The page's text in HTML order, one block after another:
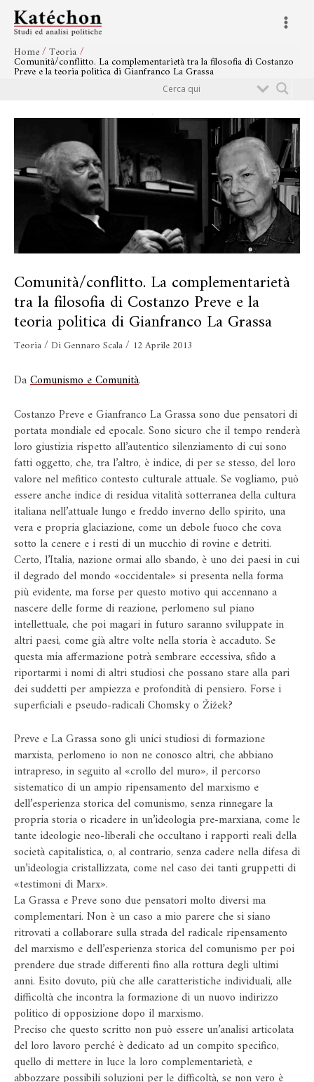
contenuto
Main
Home Teoria
Comunità/conflitto. La complementarietà tra la filosofia di Costanzo
Preve e la teoria politica di Gianfranco La Grassa
Comunità/conflitto. La complementarietà
tra la filosofia di Costanzo Preve e la
teoria politica di Gianfranco La Grassa
Teoria/ DiGennaro Scala/ 12 Aprile 2013
DaComunismo e Comunità.
Costanzo Preve e Gianfranco La Grassa sono due pensatori di
portata mondiale ed epocale. Sono sicuro che il tempo renderà
loro giustizia rispetto all’autentico silenziamento di cui sono
fatti oggetto, che, tra l’altro, è indice, di per se stesso, del loro
valore nel mefitico contesto culturale attuale. Se vogliamo, può
essere anche indice di residua vitalità sotterranea della cultura
italiana nell’attuale lungo e freddo inverno dello spirito, una
vera e propria glaciazione, come un debole fuoco che cova
sotto la cenere e i resti di un mucchio di rovine e detriti.
Certo, l’Italia, nazione ormai allo sbando, è uno dei paesi in cui
il degrado del mondo «occidentale» si presenta nella forma
più evidente, ma forse per questo motivo qui accennano a
nascere delle forme di reazione, perlomeno sul piano
intellettuale, che poi magari in futuro saranno sviluppate in
altri paesi, come già altre volte nella storia è accaduto. Se
questa mia affermazione potrà sembrare eccessiva, sfido a
riportarmi i nomi di altri studiosi che possano stare alla pari
dei suddetti per ampiezza e profondità di pensiero. Forse i
superficiali e pseudo-radicali Chomsky o Žižek?
Preve e La Grassa sono gli unici studiosi di formazione
marxista, perlomeno io non ne conosco altri, che abbiano
intrapreso, in seguito al «crollo del muro», il percorso
sistematico di un ampio ripensamento del marxismo e
dell’esperienza storica del comunismo, senza rinnegare la
propria storia o ricadere in un’ideologia pre-marxiana, come le
tante ideologie neo-liberali che occultano i rapporti reali della
società capitalistica, o, al contrario, senza cadere nella difesa di
un’ideologia cristallizzata, come nel caso dei tanti gruppetti di
«testimoni di Marx».
La Grassa e Preve sono due pensatori molto diversi ma
complementari. Non è un caso a mio parere che si siano
ritrovati a collaborare sulla strada del radicale ripensamento
del marxismo e dell’esperienza storica del comunismo per poi
prendere due strade differenti fino alla rottura degli ultimi
anni. Esito dovuto, più che alle caratteristiche individuali, alle
difficoltà che incontra la formazione di un nuovo indirizzo
politico di opposizione dopo il marxismo.
Preciso che questo scritto non può essere un’analisi articolata
del loro lavoro perché è dedicato ad un compito specifico,
quello di mettere in luce la loro complementarietà, e
Navigazione
articoli